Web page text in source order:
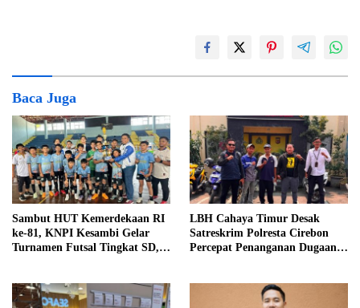
Baca Juga
Sambut HUT Kemerdekaan RI
ke-81, KNPI Kesambi Gelar
Turnamen Futsal Tingkat SD,
LBH Cahaya Timur Desak
Satreskrim Polresta Cirebon
Percepat Penanganan Dugaan